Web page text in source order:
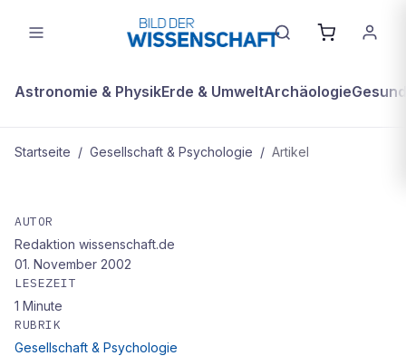
Astronomie & PhysikErde & UmweltArchäologie
Startseite / Gesellschaft & Psychologie / Artikel
Konkurrenz um Drittmittel
AUTOR
Redaktion wissenschaft.de
01. November 2002
LESEZEIT
1 Minute
RUBRIK
Gesellschaft & Psychologie